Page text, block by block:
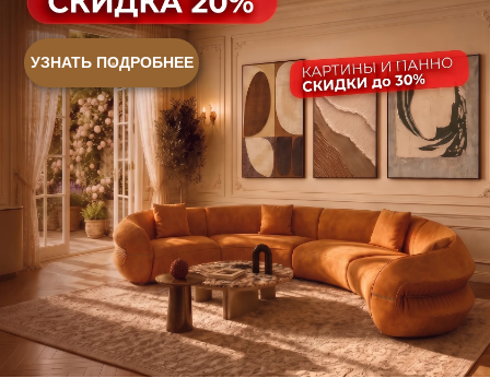
© 2026 Sky Living
Политика конфиденциальности
+7 (958) 202-41-41
+7 (499) 916-60-66
+7 (932) 021-99-97
+7 (499) 916-60-10,
Политика возврата товаров
Sales@skyliving.ru
Ежедневно, с 10:00 до 21:00
Telegram и YouTube ограничены на территории РФ
(на основании ФЗ-149 "Об информации")